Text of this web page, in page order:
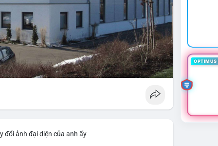
đổi ảnh đại diện của anh ấy
OPTIMUS